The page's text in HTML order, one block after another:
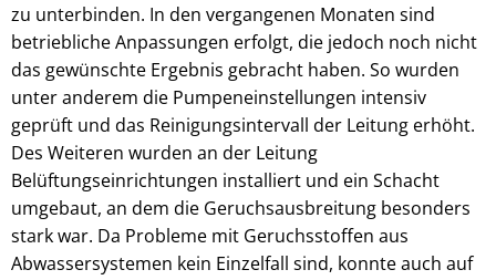
zu unterbinden. In den vergangenen Monaten sind
betriebliche Anpassungen erfolgt, die jedoch noch nicht
das gewünschte Ergebnis gebracht haben. So wurden
unter anderem die Pumpeneinstellungen intensiv
geprüft und das Reinigungsintervall der Leitung erhöht.
Des Weiteren wurden an der Leitung
Belüftungseinrichtungen installiert und ein Schacht
umgebaut, an dem die Geruchsausbreitung besonders
stark war. Da Probleme mit Geruchsstoffen aus
Abwassersystemen kein Einzelfall sind, konnte auch auf